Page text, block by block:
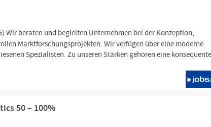
Wir beraten und begleiten Unternehmen bei der Konzeption,
Marktforschungsprojekten. Wir verfügen über eine moderne
Spezialisten. Zu unseren Stärken gehören eine konsequente
50 – 100%